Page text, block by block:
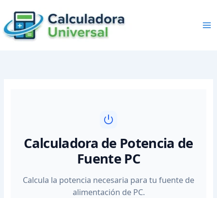
content
Calculadora de Potencia de
Fuente PC
Calcula la potencia necesaria para tu fuente de
alimentación de PC.